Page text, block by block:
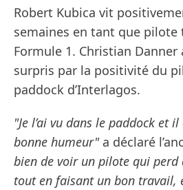
Robert Kubica vit
semaines en tant que pilote
Formule 1. Christian Danner
surpris par la positivité du
paddock d’Interlagos.
"Je l’ai vu dans le paddock et
bonne humeur"a déclaré
bien de voir un pilote qui perd
tout en faisant un bon travail,